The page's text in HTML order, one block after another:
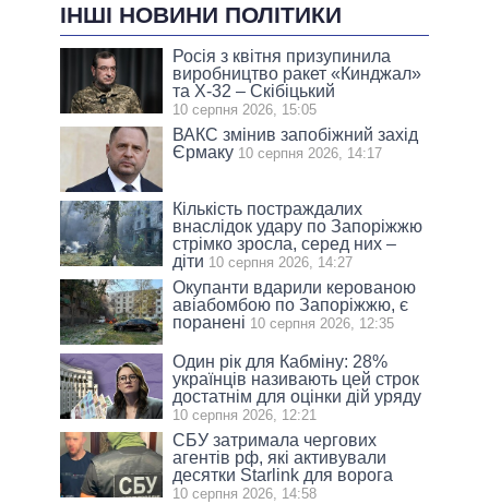
ІНШІ НОВИНИ ПОЛІТИКИ
Росія з квітня призупинила
виробництво ракет «Кинджал»
та Х-32 – Скібіцький
10 серпня 2026, 15:05
ВАКС змінив запобіжний захід
Єрмаку 10 серпня 2026, 14:17
Кількість постраждалих
внаслідок удару по Запоріжжю
стрімко зросла, серед них –
діти 10 серпня 2026, 14:27
Окупанти вдарили керованою
авіабомбою по Запоріжжю, є
поранені 10 серпня 2026, 12:35
Один рік для Кабміну: 28%
українців називають цей строк
достатнім для оцінки дій уряду
10 серпня 2026, 12:21
СБУ затримала чергових
агентів рф, які активували
десятки Starlink для ворога
10 серпня 2026, 14:58